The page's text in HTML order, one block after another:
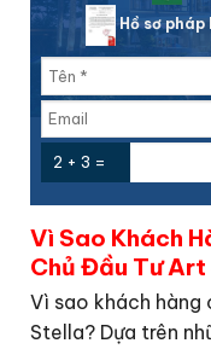
Hồ sơ pháp
2 + 3 =
Vì Sao Khách
Chủ Đầu Tư
Vì sao khách
Stella? Dựa trên